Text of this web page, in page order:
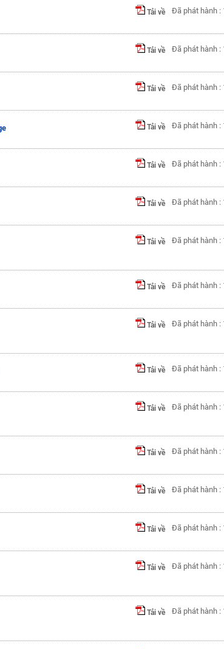
Tải về Đã phát hành :
Tải về Đã phát hành :
Tải về Đã phát hành :
Tải về Đã phát hành :
Tải về Đã phát hành :
Tải về Đã phát hành :
Tải về Đã phát hành :
Tải về Đã phát hành :
Tải về Đã phát hành :
Tải về Đã phát hành :
Tải về Đã phát hành :
Tải về Đã phát hành :
Tải về Đã phát hành :
Tải về Đã phát hành :
Tải về Đã phát hành :
Tải về Đã phát hành :